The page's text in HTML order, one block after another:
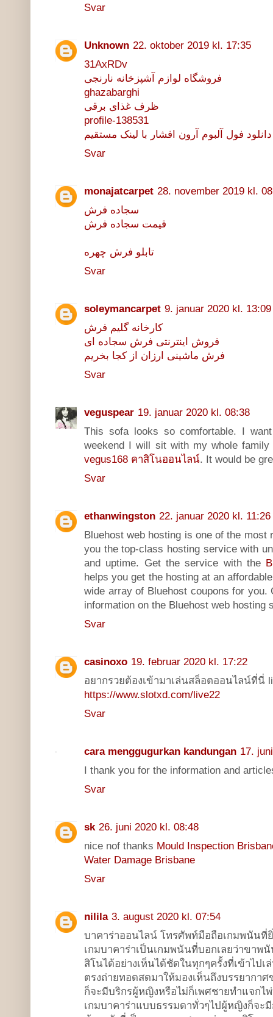
Svar
Unknown 22. oktober 2019 kl. 17:35
31AxRDv
فروشگاه لوازم آشپزخانه نارنجی
ghazabarghi
ظرف غذای برقی
profile-138531
دانلود فول آلبوم آرون افشار با لینک مستقیم
Svar
monajatcarpet 28. november 2019 kl.
سجاده فرش
قيمت سجاده فرش
تابلو فرش چهره
Svar
soleymancarpet 9. januar 2020 kl. 13:09
کارخانه گلیم فرش
فروش اینترنتی فرش سجاده ای
فرش ماشینی ارزان از کجا بخریم
Svar
veguspear 19. januar 2020 kl. 08:38
This sofa looks so comfortable. I
weekend I will sit with my whole
vegus168 คาสิโนออนไลน์. It would be
Svar
ethanwingston 22. januar 2020 kl. 11:26
Bluehost web hosting is one of the
you the top-class hosting service with
and uptime. Get the service with the
helps you get the hosting at an
wide array of Bluehost coupons for
information on the Bluehost web hosting
Svar
casinoxo 19. februar 2020 kl. 17:22
อยากรวยต้องเข้ามาเล่นสล็อตออนไลน์ที่นี่
https://www.slotxd.com/live22
Svar
cara menggugurkan kandungan 17.
I thank you for the information and
Svar
sk 26. juni 2020 kl. 08:48
nice nof thanks Mould Inspection
Water Damage Brisbane
Svar
nilila 3. august 2020 kl. 07:54
บาคาร่าออนไลน์ โทรศัพท์มือถือเกมพนันที่ยิ่
เกมบาคาร่าเป็นเกมพนันที่บอกเลยว่าขาพ
สิโนได้อย่างเห็นได้ชัดในทุกๆครั้งที่เข้าไป
ตรงถ่ายทอดสดมาให้มองเห็นถึงบรรยากา
ก็จะมีบริกรผู้หญิงหรือไม่ก็เพศชายทำแจก
เกมบาคาร่าแบบธรรมดาทั่วๆไปผู้หญิงก็จะ